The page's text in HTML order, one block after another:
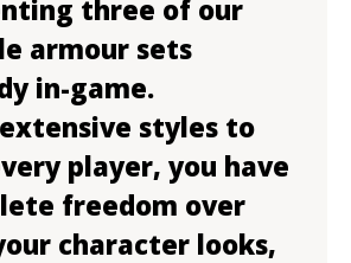
three of our
armour sets
in-game.
styles to
player, you have
freedom over
character looks,